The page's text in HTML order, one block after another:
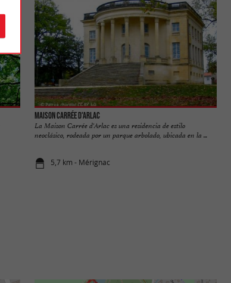
Maison Carrée d'Arlac
La Maison Carrée d'Arlac es una residencia de estilo
neoclásico, rodeada por un parque arbolado, ubicada en la ...
5,7 km - Mérignac